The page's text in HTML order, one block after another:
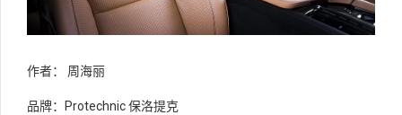
作者： 周海丽
品牌：Protechnic 保洛提克